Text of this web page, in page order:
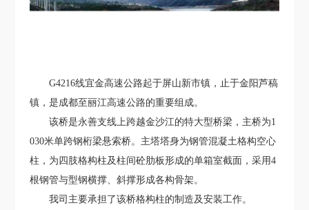
G4216线宜金高速公路起于屏山新市镇，止于金阳芦稿
镇，是成都至丽江高速公路的重要组成。
该桥是永善支线上跨越金沙江的特大型桥梁，主桥为1
030米单跨钢桁梁悬索桥。主塔塔身为钢管混凝土格构空心
柱，为四肢格构柱及柱间砼肋板形成的单箱室截面，采用4
根钢管与型钢横撑、斜撑形成各构骨架。
我司主要承担了该桥格构柱的制造及安装工作。